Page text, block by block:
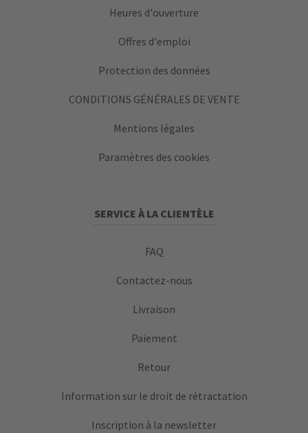
Heures d'ouverture
Offres d'emploi
Protection des données
CONDITIONS GÉNÉRALES DE VENTE
Mentions légales
Paramètres des cookies
SERVICE À LA CLIENTÈLE
FAQ
Contactez-nous
Livraison
Paiement
Retour
Information sur le droit de rétractation
Inscription à la newsletter